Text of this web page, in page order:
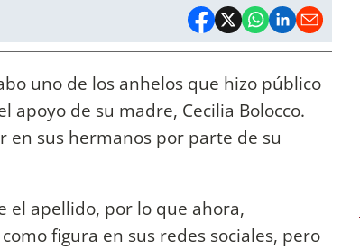
uno de los anhelos que hizo público
apoyo de su madre, Cecilia Bolocco.
en sus hermanos por parte de su
el apellido, por lo que ahora,
figura en sus redes sociales, pero